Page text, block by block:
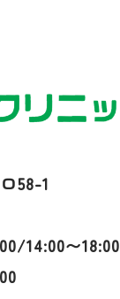
58-1
14:00〜18:00